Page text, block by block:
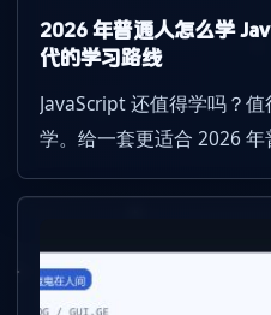
2026 年普通人怎么学
代的学习路线
JavaScript 还值得学吗？
学。给一套更适合 2026
案。